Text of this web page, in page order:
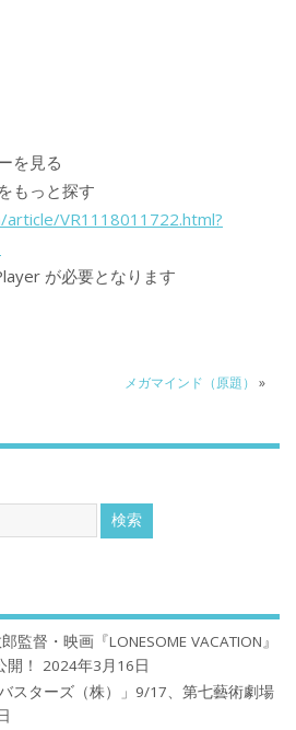
を見る
もっと探す
VR1118011722.html?
が必要となります
メガマインド（原題） »
監督・映画『LONESOME VACATION』
！
2024年3月16日
スターズ（株）」9/17、第七藝術劇場